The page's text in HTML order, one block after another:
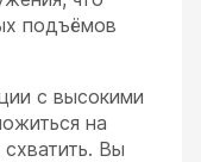
подъёмов
с высокими
на
Вы